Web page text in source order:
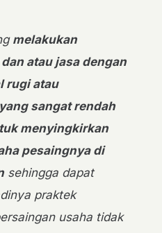
melakukan
atau jasa dengan
rugi atau
sangat rendah
menyingkirkan
pesaingnya di
sehingga dapat
praktek
usaha tidak